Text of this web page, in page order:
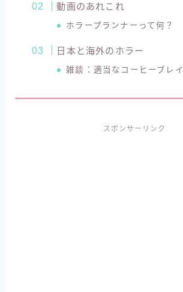
動画のあれこれ
ホラープランナーって何？
日本と海外のホラー
雑談：適当なコーヒーブレ
スポンサーリンク